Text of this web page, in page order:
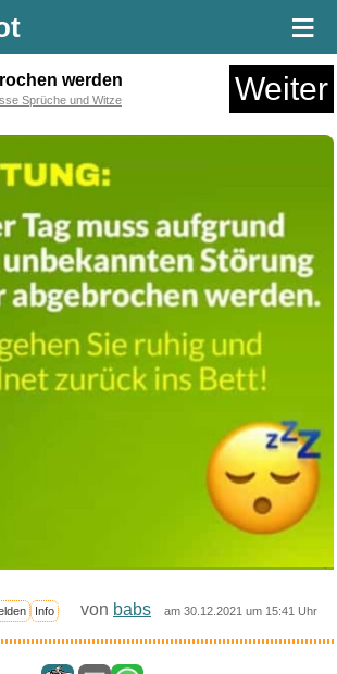
≡
werden Weiter
Sprüche und Witze
Info von babs am 30.12.2021 um 15:41 Uhr